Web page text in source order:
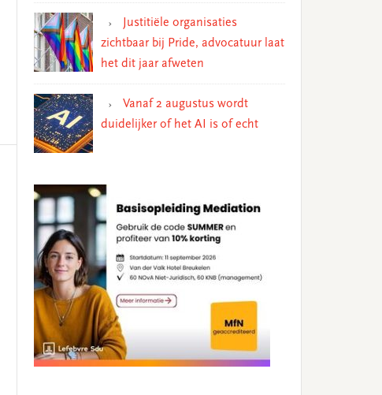
Justitiële organisaties
zichtbaar bij Pride, advocatuur laat
het dit jaar afweten
Vanaf 2 augustus wordt
duidelijker of het AI is of echt